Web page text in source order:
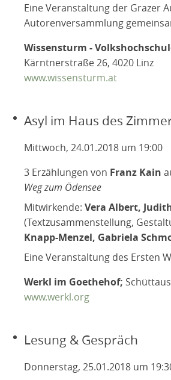
Eine Veranstaltung der Grazer
Autorenversammlung
Wissensturm -
Kärntnerstraße 26, 4020 Linz
www.wissensturm.at
Asyl im Haus des
Mittwoch, 24.01.2018 um 19:00
3 Erzählungen von Franz Kain
Weg zum Ödensee
Mitwirkende: Vera Albert,
(Textzusammenstellung,
Knapp-Menzel, Gabriela
Eine Veranstaltung des Ersten
Werkl im Goethehof;
www.werkl.org
Lesung & Gespräch
Donnerstag, 25.01.2018 um